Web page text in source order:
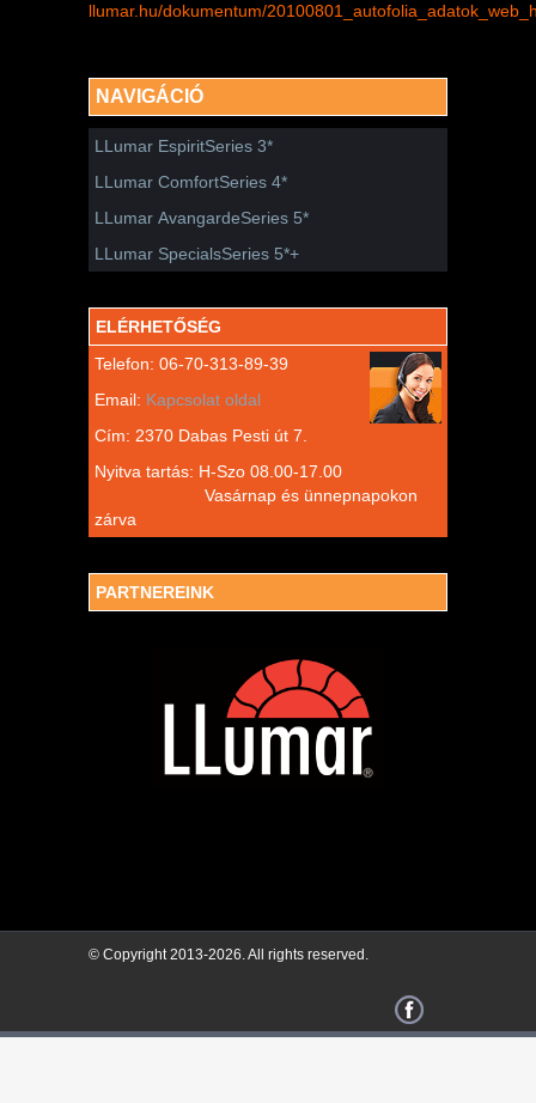
llumar.hu/dokumentum/
NAVIGÁCIÓ
LLumar EspiritSeries 3*
LLumar ComfortSeries 4*
LLumar AvangardeSeries 5*
LLumar SpecialsSeries 5*+
ELÉRHETŐSÉG
Telefon: 06-70-313-89-39
Email: Kapcsolat oldal
Cím: 2370 Dabas Pesti út 7.
Nyitva tartás: H-Szo 08.00-17.00
Vasárnap és ünnepnapokon
zárva
PARTNEREINK
© Copyright 2013-2026. All rights reserved.